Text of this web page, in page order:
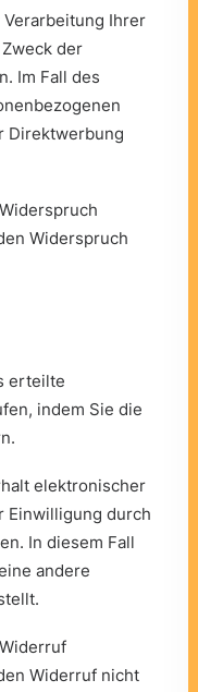
Verarbeitung Ihrer
der
Im Fall des
Direktwerbung
Widerspruch
erteilte
indem Sie die
elektronischer
Einwilligung durch
In diesem Fall
andere
Widerruf nicht